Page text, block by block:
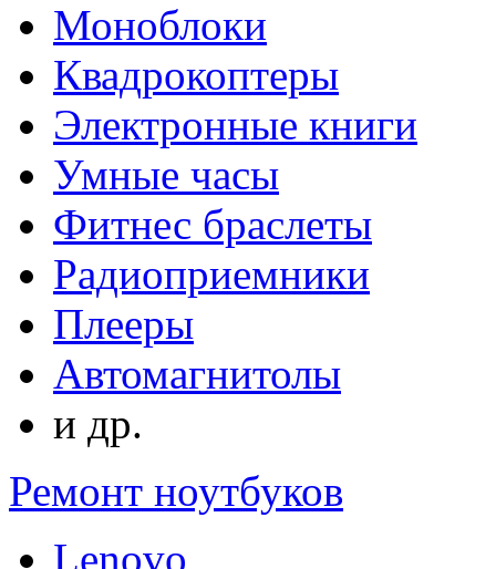
Моноблоки
Квадрокоптеры
Электронные книги
Умные часы
Фитнес браслеты
Радиоприемники
Плееры
Автомагнитолы
и др.
Ремонт ноутбуков
Lenovo